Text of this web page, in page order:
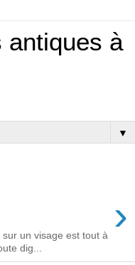
antiques à
▼
›
un visage est tout à
dig...